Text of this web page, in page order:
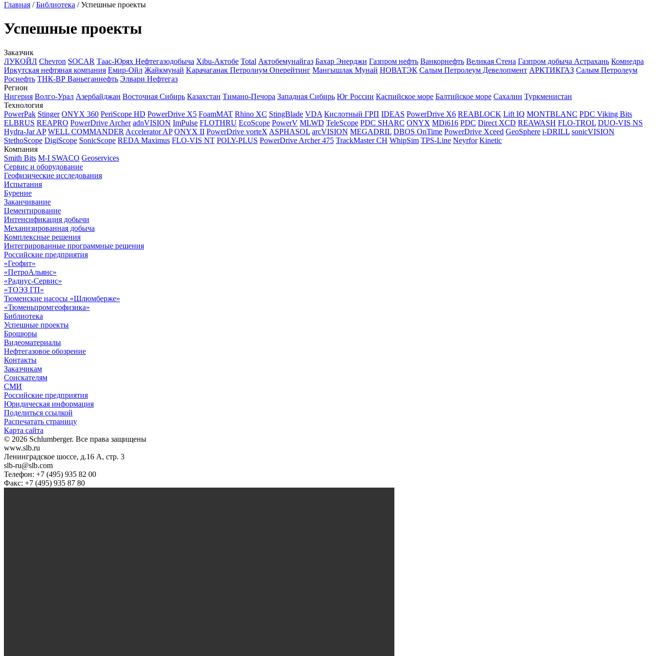
Главная /Библиотека /Успешные проекты
Успешные проекты
Заказчик
ЛУКОЙЛ Chevron SOCAR Таас-Юрях Нефтегазодобыча Xibu-Актобе Total Актобемунайгаз Бахар Энерджи Газпром нефть Ванкорнефть Великая Стена Газпром добыча Астрахань Комнедра
Иркутская нефтяная компания Емир-Ойл Жайкмунай Kарачаганак Петролиум Оперейтинг Мангышлак Мунай НОВАТЭК Салым Петролеум Девелопмент АРКТИКГАЗ Салым Петролеум
Роснефть ТНК-ВР Ваньеганнефть Элвари Нефтегаз
Регион
Нигерия Волго-Урал Азербайджан Восточная Сибирь Казахстан Тимано-Печора Западная Сибирь Юг России Каспийское море Балтийское море Сахалин Туркменистан
Технология
PowerPak Stinger ONYX 360 PeriScope HD PowerDrive X5 FoamMAT Rhino XC StingBlade VDA Кислотный ГРП IDEAS PowerDrive X6 REABLOCK Lift IQ MONTBLANC PDC Viking Bits
ELBRUS REAPRO PowerDrive Archer adnVISION ImPulse FLOTHRU EcoScope PowerV MLWD TeleScope PDC SHARC ONYX MDi616 PDC Direct XCD REAWASH FLO-TROL DUO-VIS NS
Hydra-Jar AP WELL COMMANDER Accelerator AP ONYX II PowerDrive vorteX ASPHASOL arcVISION MEGADRIL DBOS OnTime PowerDrive Xceed GeoSphere i-DRILL sonicVISION
StethoScope DigiScope SonicScope REDA Maximus FLO-VIS NT POLY-PLUS PowerDrive Archer 475 TrackMaster CH WhipSim TPS-Line Neyrfor Kinetic
Компания
Smith Bits M-I SWACO Geoservices
Сервис и оборудование
Геофизические исследования
Испытания
Бурение
Заканчивание
Цементирование
Интенсификация добычи
Механизированная добыча
Комплексные решения
Интегрированные программные решения
Российские предприятия
«Геофит»
«ПетроАльянс»
«Радиус-Сервис»
«ТОЭЗ ГП»
Тюменские насосы «Шлюмберже»
«Тюменьпромгеофизика»
Библиотека
Успешные проекты
Брошюры
Видеоматериалы
Нефтегазовое обозрение
Контакты
Заказчикам
Соискателям
СМИ
Российские предприятия
Юридическая информация
Поделиться ссылкой
Распечатать страницу
Карта сайта
© 2026 Schlumberger. Все права защищены
www.slb.ru
Ленинградское шоссе, д.16 А, стр. 3
slb-ru@slb.com
Телефон: +7 (495) 935 82 00
Факс: +7 (495) 935 87 80